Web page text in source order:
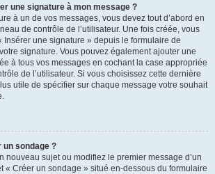
une signature à mon message ?
à un de vos messages, vous devez tout d’abord en
de contrôle de l’utilisateur. Une fois créée, vous
Insérer une signature » depuis le formulaire de
signature. Vous pouvez également ajouter une
à tous vos messages en cochant la case appropriée
de l’utilisateur. Si vous choisissez cette dernière
utile de spécifier sur chaque message votre souhait
sondage ?
nouveau sujet ou modifiez le premier message d’un
« Créer un sondage » situé en-dessous du formulaire